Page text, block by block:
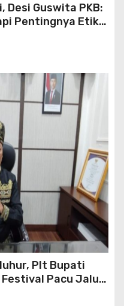
Desi Guswita PKB:
Pentingnya Etika
Plt Bupati
Pacu Jalur